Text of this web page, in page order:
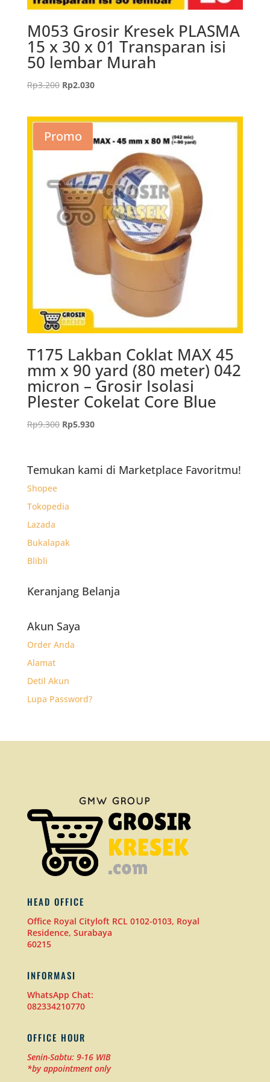
M053 Grosir Kresek PLASMA
15 x 30 x 01 Transparan isi
50 lembar Murah
Rp3.200 Harga
Rp3.200.
Rp2.030Harga
adalah:
Rp2.030.
Promo
T175 Lakban Coklat MAX 45
mm x 90 yard (80 meter) 042
micron – Grosir Isolasi
Plester Cokelat Core Blue
Rp9.300 Harga
Rp9.300.
Rp5.930Harga
adalah:
Temukan kami di Marketplace Favoritmu!
Shopee
Tokopedia
Lazada
Bukalapak
Blibli
Keranjang Belanja
Akun Saya
Order Anda
Alamat
Detil Akun
Lupa Password?
HEAD OFFICE
Office Royal Cityloft RCL 0102-0103, Royal
Residence, Surabaya
60215
INFORMASI
WhatsApp Chat:
082334210770
OFFICE HOUR
Senin-Sabtu: 9-16 WIB
*by appointment only